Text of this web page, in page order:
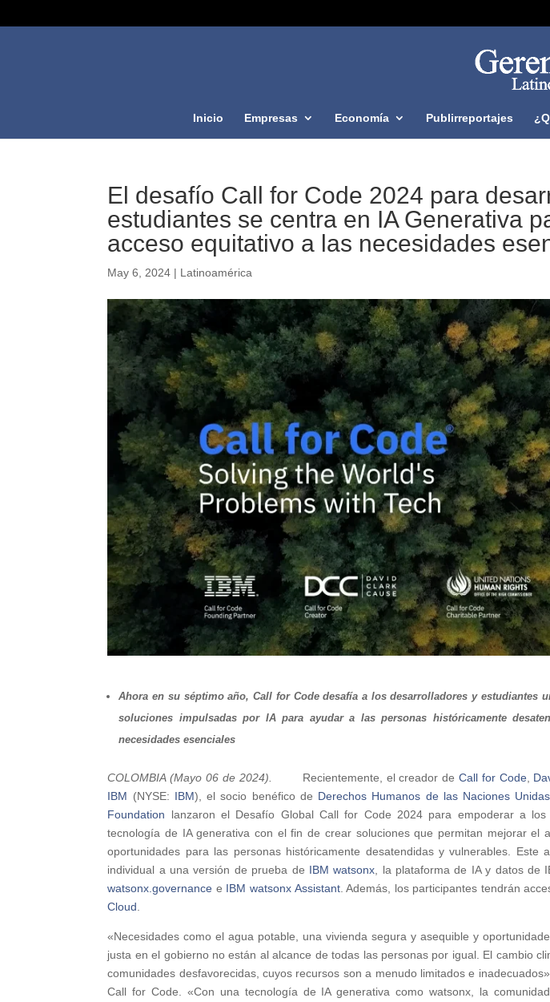
Inicio Empresas Economía Publirreportajes
El desafío Call for Code 2024 para
estudiantes se centra en IA Generativa
acceso equitativo a las necesidades
May 6, 2024 | Latinoamérica
Ahora en su séptimo año, Call for Code desafía a los desarrolladores y estudiantes
soluciones impulsadas por IA para ayudar a las personas históricamente
necesidades esenciales
COLOMBIA (Mayo 06 de 2024). Recientemente, el creador de Call for Code,
IBM (NYSE: IBM), el socio benéfico de Derechos Humanos de las Naciones Unidas
Foundation lanzaron el Desafío Global Call for Code 2024 para empoderar a
tecnología de IA generativa con el fin de crear soluciones que permitan mejorar el
oportunidades para las personas históricamente desatendidas y vulnerables. Este
individual a una versión de prueba de IBM watsonx , la plataforma de IA y datos de
watsonx.governance e IBM watsonx Assistant. Además, los participantes tendrán
Cloud
«Necesidades como el agua potable, una vivienda segura y asequible y
justa en el gobierno no están al alcance de todas las personas por igual. El cambio
comunidades desfavorecidas, cuyos recursos son a menudo limitados e
Call for Code. «Con una tecnología de IA generativa como watsonx, la